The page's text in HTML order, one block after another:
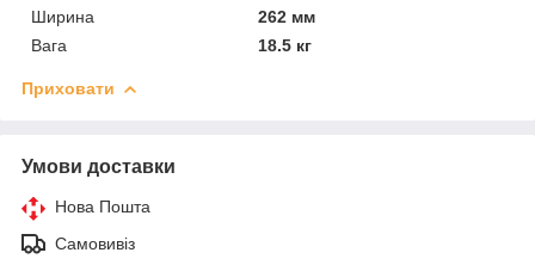
Ширина
262 мм
Вага
18.5 кг
Приховати
Умови доставки
Нова Пошта
Самовивіз